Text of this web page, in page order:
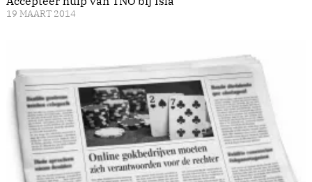
19 MAART 2014